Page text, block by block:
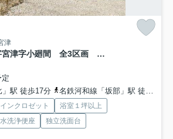
津
知多郡阿久比町大字宮津字小廻間 全3区画 E-1区画
駅 徒歩17分
名鉄河和線「坂部」駅 徒歩18分
ンクロゼット
浴室１坪以上
洗浄便座
独立洗面台